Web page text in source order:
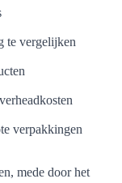
te vergelijken
verpakkingen
mede door het